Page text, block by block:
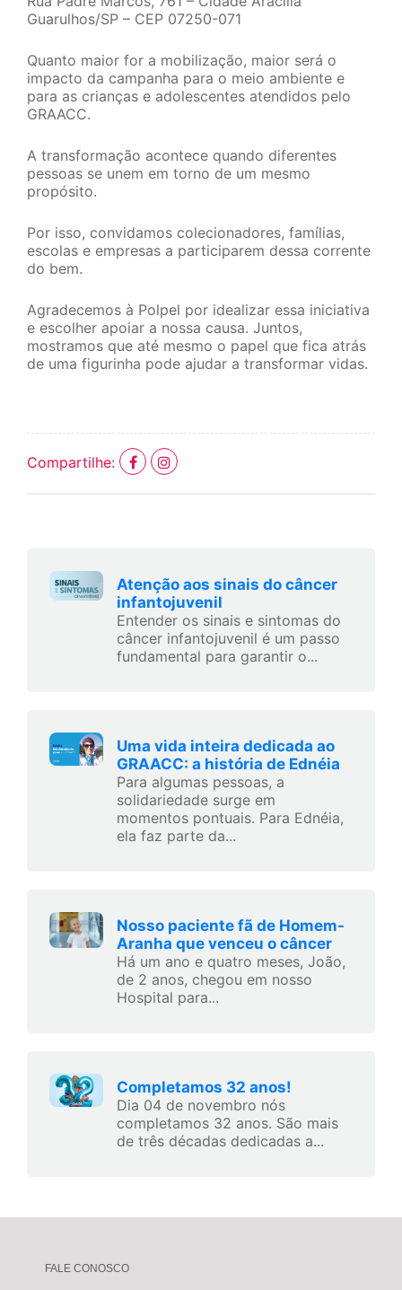
Guarulhos/SP – CEP 07250-071
Quanto maior for a mobilização, maior será o
impacto da campanha para o meio ambiente e
para as crianças e adolescentes atendidos pelo
GRAACC.
A transformação acontece quando diferentes
pessoas se unem em torno de um mesmo
propósito.
Por isso, convidamos colecionadores, famílias,
escolas e empresas a participarem dessa corrente
do bem.
Agradecemos à Polpel por idealizar essa iniciativa
e escolher apoiar a nossa causa. Juntos,
mostramos que até mesmo o papel que fica atrás
de uma figurinha pode ajudar a transformar vidas.
Compartilhe:
Atenção aos sinais do câncer
infantojuvenil
Entender os sinais e sintomas do
câncer infantojuvenil é um passo
fundamental para garantir o...
Uma vida inteira dedicada ao
GRAACC: a história de Ednéia
Para algumas pessoas, a
solidariedade surge em
momentos pontuais. Para Ednéia,
ela faz parte da...
Nosso paciente fã de Homem-
Aranha que venceu o câncer
Há um ano e quatro meses, João,
de 2 anos, chegou em nosso
Hospital para...
Completamos 32 anos!
Dia 04 de novembro nós
completamos 32 anos. São mais
de três décadas dedicadas a...
FALE CONOSCO